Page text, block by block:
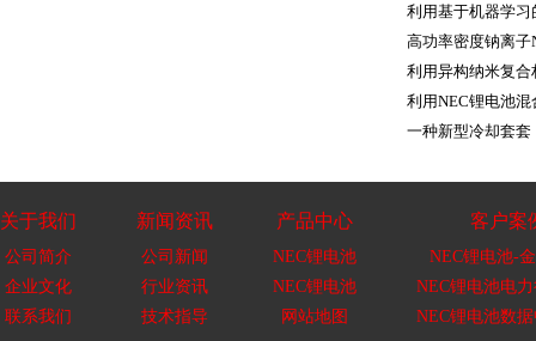
利用基于机器学
高功率密度钠离子
利用异构纳米复合
利用NEC锂电池
一种新型冷却套
关于我们
公司简介
企业文化
联系我们
新闻资讯
公司新闻
行业资讯
技术指导
产品中心
NEC锂电池
NEC锂电池
网站地图
客户案
NEC锂电池-
NEC锂电池电
NEC锂电池数